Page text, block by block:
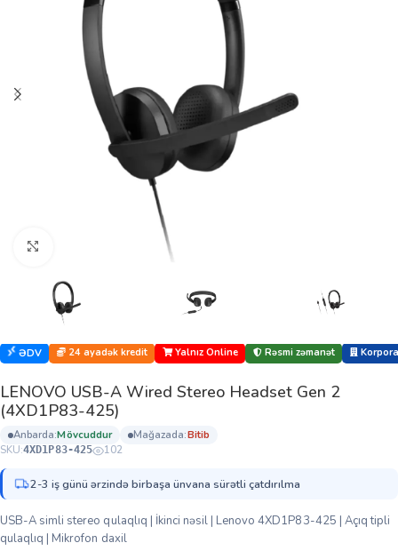
Böyütmək üçün klikləyin
ƏDV 24 ayadək kredit Yalnız Online Rəsmi zəmanət
LENOVO USB-A Wired Stereo Headset Gen 2
(4XD1P83-425)
anbarda: mövcuddur mağazada:
bi̇ti̇b
SKU:4XD1P83-425 102
2-3 iş günü ərzində birbaşa ünvana sürətli çatdırılma
USB-A simli stereo qulaqlıq | İkinci nəsil | Lenovo 4XD1P83-425 | Açıq tipli
qulaqlıq | Mikrofon daxil